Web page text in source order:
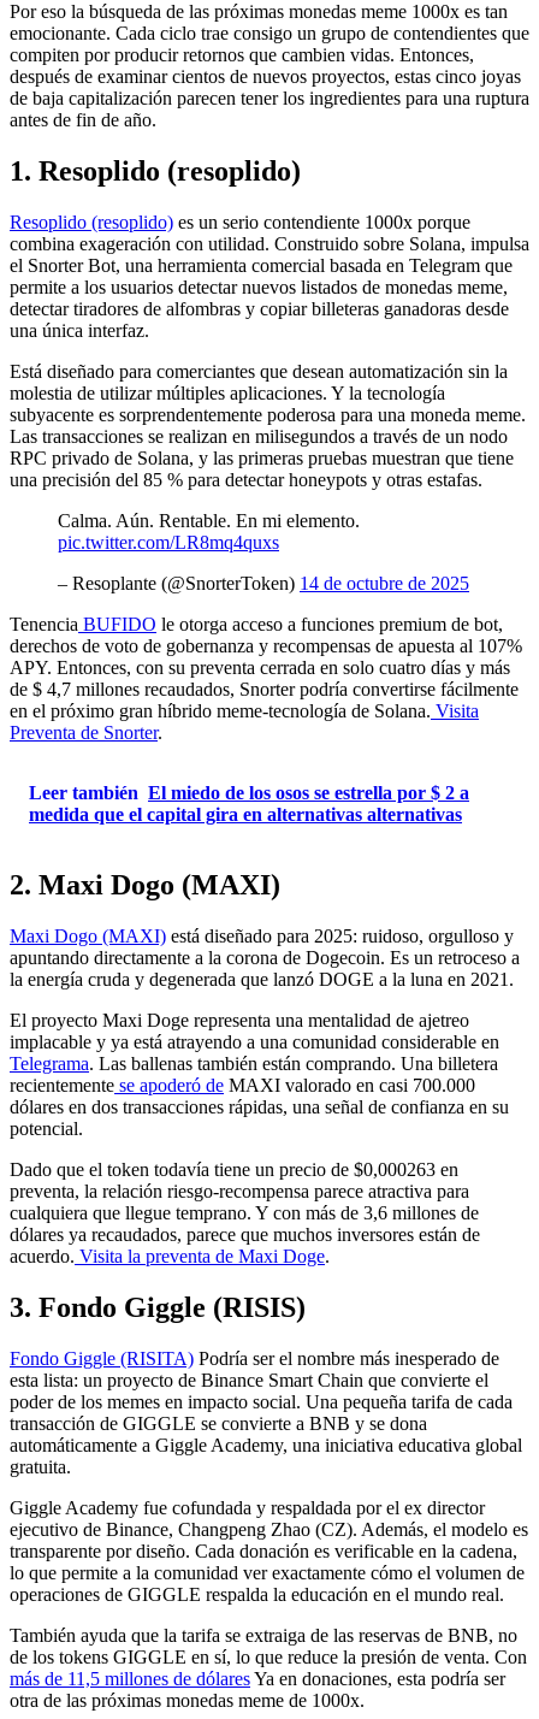
Por eso la búsqueda de las próximas monedas meme 1000x es tan
emocionante. Cada ciclo trae consigo un grupo de contendientes que
compiten por producir retornos que cambien vidas. Entonces,
después de examinar cientos de nuevos proyectos, estas cinco joyas
de baja capitalización parecen tener los ingredientes para una ruptura
antes de fin de año.
1. Resoplido (resoplido)
Resoplido (resoplido) es un serio contendiente 1000x porque
combina exageración con utilidad. Construido sobre Solana, impulsa
el Snorter Bot, una herramienta comercial basada en Telegram que
permite a los usuarios detectar nuevos listados de monedas meme,
detectar tiradores de alfombras y copiar billeteras ganadoras desde
una única interfaz.
Está diseñado para comerciantes que desean automatización sin la
molestia de utilizar múltiples aplicaciones. Y la tecnología
subyacente es sorprendentemente poderosa para una moneda meme.
Las transacciones se realizan en milisegundos a través de un nodo
RPC privado de Solana, y las primeras pruebas muestran que tiene
una precisión del 85 % para detectar honeypots y otras estafas.
Calma. Aún. Rentable. En mi elemento.
pic.twitter.com/LR8mq4quxs
– Resoplante (@SnorterToken) 14 de octubre de 2025
Tenencia BUFIDO le otorga acceso a funciones premium de bot,
derechos de voto de gobernanza y recompensas de apuesta al 107%
APY. Entonces, con su preventa cerrada en solo cuatro días y más
de $ 4,7 millones recaudados, Snorter podría convertirse fácilmente
en el próximo gran híbrido meme-tecnología de Solana. Visita
Preventa de Snorter.
Leer también El miedo de los osos se estrella por $ 2 a
medida que el capital gira en alternativas alternativas
2. Maxi Dogo (MAXI)
Maxi Dogo (MAXI) está diseñado para 2025: ruidoso, orgulloso y
apuntando directamente a la corona de Dogecoin. Es un retroceso a
la energía cruda y degenerada que lanzó DOGE a la luna en 2021.
El proyecto Maxi Doge representa una mentalidad de ajetreo
implacable y ya está atrayendo a una comunidad considerable en
Telegrama. Las ballenas también están comprando. Una billetera
recientemente se apoderó de MAXI valorado en casi 700.000
dólares en dos transacciones rápidas, una señal de confianza en su
potencial.
Dado que el token todavía tiene un precio de $0,000263 en
preventa, la relación riesgo-recompensa parece atractiva para
cualquiera que llegue temprano. Y con más de 3,6 millones de
dólares ya recaudados, parece que muchos inversores están de
acuerdo. Visita la preventa de Maxi Doge.
3. Fondo Giggle (RISIS)
Fondo Giggle (RISITA) Podría ser el nombre más inesperado de
esta lista: un proyecto de Binance Smart Chain que convierte el
poder de los memes en impacto social. Una pequeña tarifa de cada
transacción de GIGGLE se convierte a BNB y se dona
automáticamente a Giggle Academy, una iniciativa educativa global
gratuita.
Giggle Academy fue cofundada y respaldada por el ex director
ejecutivo de Binance, Changpeng Zhao (CZ). Además, el modelo es
transparente por diseño. Cada donación es verificable en la cadena,
lo que permite a la comunidad ver exactamente cómo el volumen de
operaciones de GIGGLE respalda la educación en el mundo real.
También ayuda que la tarifa se extraiga de las reservas de BNB, no
de los tokens GIGGLE en sí, lo que reduce la presión de venta. Con
más de 11,5 millones de dólaresYa en donaciones, esta podría ser
otra de las próximas monedas meme de 1000x.